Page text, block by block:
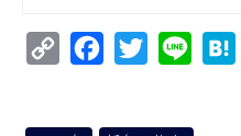
Copy
FacebookTwitterLine